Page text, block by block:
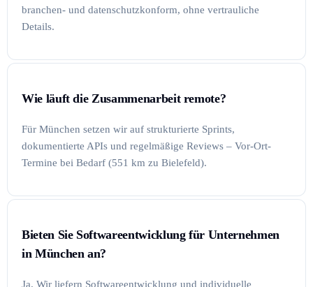
branchen- und datenschutzkonform, ohne vertrauliche
Details.
Wie läuft die Zusammenarbeit remote?
Für München setzen wir auf strukturierte Sprints,
dokumentierte APIs und regelmäßige Reviews – Vor-Ort-
Termine bei Bedarf (551 km zu Bielefeld).
Bieten Sie Softwareentwicklung für Unternehmen
in München an?
Ja. Wir liefern Softwareentwicklung und individuelle